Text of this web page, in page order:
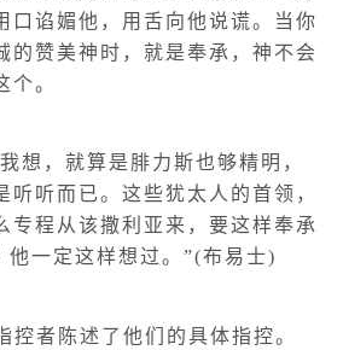
口谄媚他，用舌向他说谎。当你
的赞美神时，就是奉承，神不会
个。
想，就算是腓力斯也够精明，
听听而已。这些犹太人的首领，
专程从该撒利亚来，要这样奉承
他一定这样想过。”(布易士)
控者陈述了他们的具体指控。